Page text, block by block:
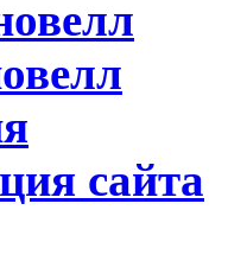
сайта